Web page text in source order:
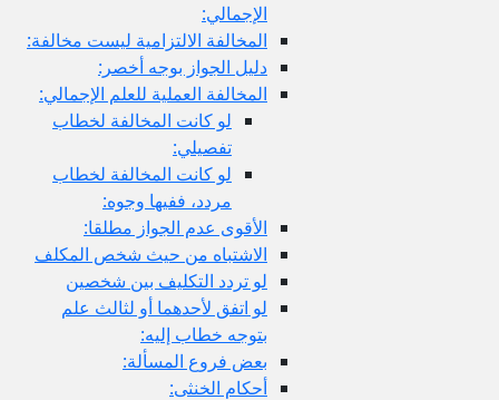
المخالفة الالتزامية ليست مخالفة:
دليل الجواز بوجه أخصر:
المخالفة العملية للعلم الإجمالي:
لو كانت المخالفة لخطاب
لو كانت المخالفة لخطاب
مردد، ففيها وجوه:
الأقوى عدم الجواز مطلقا:
الاشتباه من حيث شخص المكلف
لو تردد التكليف بين شخصين
لو اتفق لأحدهما أو لثالث علم
بتوجه خطاب إليه:
بعض فروع المسألة: